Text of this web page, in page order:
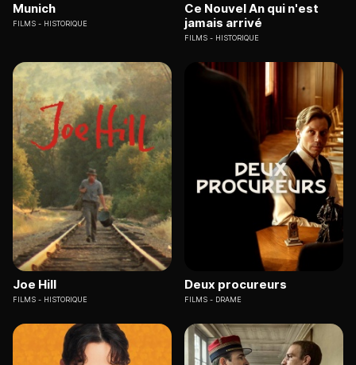
Munich
FILMS HISTORIQUE
Ce Nouvel An qui n'est
jamais arrivé
FILMS HISTORIQUE
Joe Hill
FILMS HISTORIQUE
Deux procureurs
FILMS DRAME